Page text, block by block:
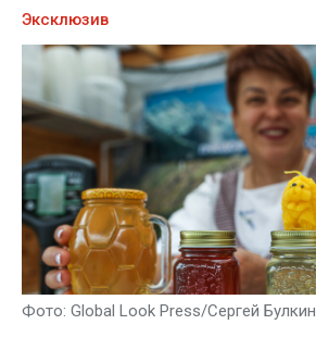
Эксклюзив
Фото: Global Look Press/Сергей Булкин